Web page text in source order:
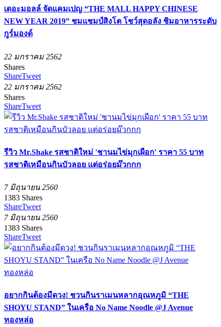
เดอะมอลล์ จัดแคมเปญ “THE MALL HAPPY CHINESE
NEW YEAR 2019” ชมแชมป์สิงโต โชว์สุดอลัง ชิมอาหารระดับ
กูร์มองด์
22 มกราคม 2562
Shares
ShareTweet
22 มกราคม 2562
Shares
ShareTweet
รีวิว Mr.Shake รสชาติใหม่ 'ชานมไข่มุกเผือก' ราคา 55 บาท
รสชาติเหมือนกินบัวลอย แต่อร่อยม๊วกกก
7 มิถุนายน 2560
1383 Shares
ShareTweet
7 มิถุนายน 2560
1383 Shares
ShareTweet
อยากกินต้องมีดวง! ชวนกินราเมนหลากอุณหภูมิ “THE
SHOYU STAND” ในเครือ No Name Noodle @J Avenue
ทองหล่อ